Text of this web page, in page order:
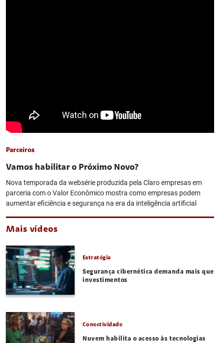
Parceiros
Vamos habilitar o Próximo Novo?
Nova temporada da websérie produzida pela Claro empresas em
parceria com o Valor Econômico mostra como empresas podem
aumentar eficiência e segurança na era da inteligência artificial
Mais vídeos
Estratégia
Segurança cibernética demanda mais que
investimentos
Conectividade
Nuvem habilita o acesso às tecnologias